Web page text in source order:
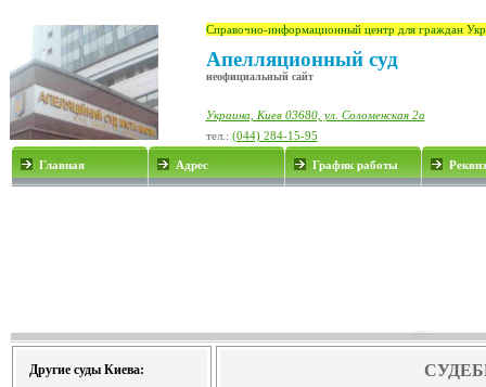
Справочно-информационный центр для граждан
Апелляционный суд
неофициальный сайт
Украина, Киев 03680, ул. Соломенская 2а
тел.: (044) 284-15-95
Главная Адрес График работы
Другие суды Киева: